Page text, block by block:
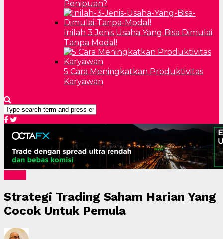
Penipuan?
Inilah 3 Jenis Usaha Yang Bisa Dimulai
Tanpa Modal!
5 Cara Meningkatkan Produktivitas
Karyawan
Strategi Trading Saham Harian Yang
Cocok Untuk Pemula